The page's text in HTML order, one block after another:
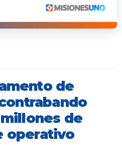
de
de
operativo